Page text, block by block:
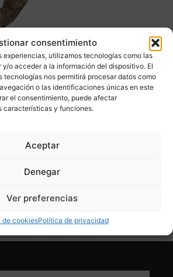
consentimiento
experiencias, utilizamos tecnologías como las
o acceder a la información del dispositivo. El
tecnologías nos permitirá procesar datos como
o las identificaciones únicas en este
el consentimiento, puede afectar
características y funciones.
Aceptar
Denegar
Ver preferencias
de cookiesPolítica de privacidad
plâtre y
Italia